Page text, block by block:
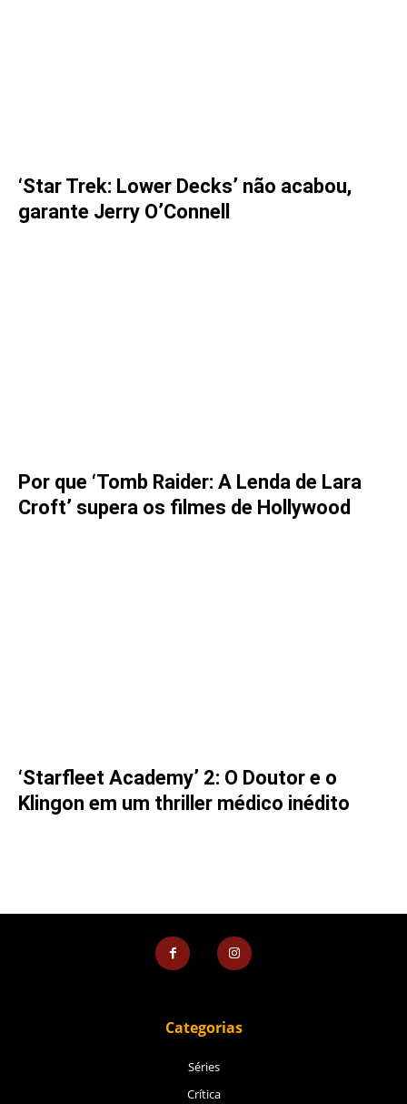
‘Star Trek: Lower Decks’ não acabou,
garante Jerry O’Connell
Por que ‘Tomb Raider: A Lenda de Lara
Croft’ supera os filmes de Hollywood
‘Starfleet Academy’ 2: O Doutor e o
Klingon em um thriller médico inédito
Categorias
Séries
Crítica